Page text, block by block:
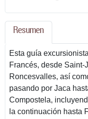
Resumen
Esta guía
Francés, desde
Roncesvalles, así
pasando por Jaca
Compostela,
la continuación hasta